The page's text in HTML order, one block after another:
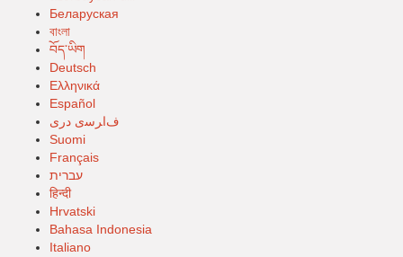
Беларуская
বাংলা
བོད་ཡིག
Deutsch
Ελληνικά
Español
ﻑﺍﺮﺳی ﺩﺭی
Suomi
Français
עברית
हिन्दी
Hrvatski
Bahasa Indonesia
Italiano